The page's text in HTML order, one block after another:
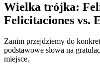
Wielka trójka:
Felicitaciones vs.
Zanim przejdziemy do
podstawowe słowa na
miejsce.